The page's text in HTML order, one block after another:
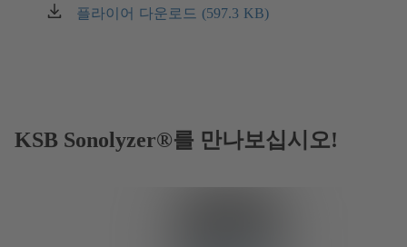
플라이어 다운로드 (597.3 KB)
(새
KSB Sonolyzer®를 만나보십시오!